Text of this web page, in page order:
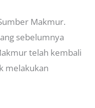
Makmur.
sebelumnya
telah kembali
melakukan